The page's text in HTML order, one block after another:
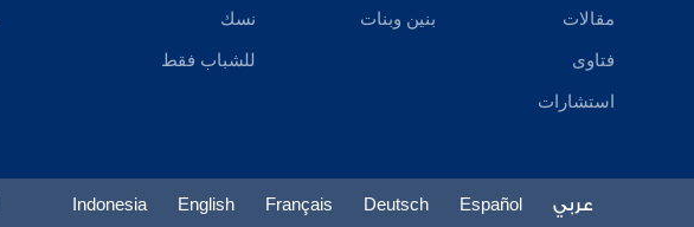
أحمد بن يحيي الحلواني
أحمد بن عبد الرحمن بن عقال
الحراني
مقالات
فتاوى
استشارات
بنين وبنات نسك
للشباب فقط
عربي Español
Deutsch
Français
English
Indonesia